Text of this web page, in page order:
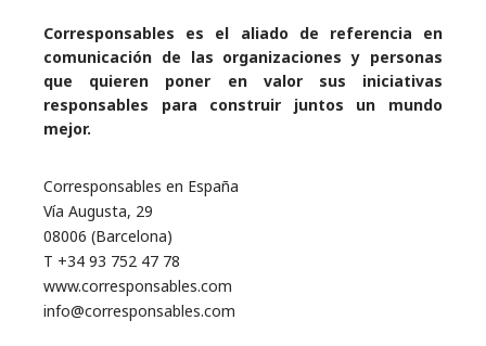
Corresponsables es el aliado de referencia en
comunicación de las organizaciones y personas
que quieren poner en valor sus iniciativas
responsables para construir juntos un mundo
mejor.
Corresponsables en España
Vía Augusta, 29
08006 (Barcelona)
T +34 93 752 47 78
www.corresponsables.com
info@corresponsables.com